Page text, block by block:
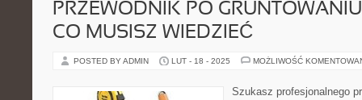
PRZEWODNIK PO
CO MUSISZ WIEDZIEĆ
POSTED BY ADMIN LUT - 18 - 2025 MOŻLIWOŚĆ
Szukasz profesjonalnego